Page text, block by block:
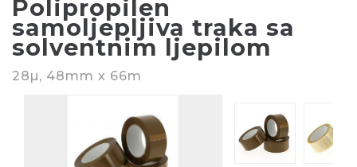
Polipropilen
samoljepljiva traka sa
solventnim ljepilom
28µ, 48mm x 66m